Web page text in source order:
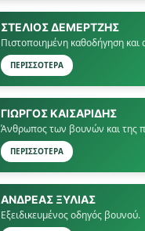
ΣΤΕΛΙΟΣ ΔΕΜΕΡΤΖΗΣ
Πιστοποιημένη καθοδήγηση και
ΠΕΡΙΣΣΟΤΕΡΑ
ΓΙΏΡΓΟΣ ΚΑΙΣΑΡΙΔΗΣ
Άνθρωπος των βουνών και της
ΠΕΡΙΣΣΟΤΕΡΑ
ΑΝΔΡΕΑΣ ΞΥΛΙΑΣ
Εξειδικευμένος οδηγός βουνού.